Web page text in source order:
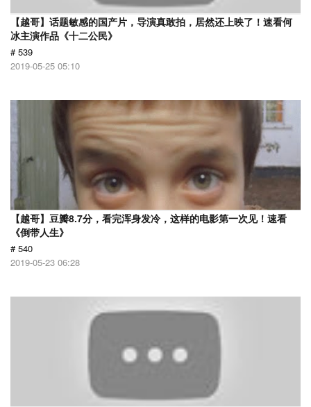
【越哥】话题敏感的国产片，导演真敢拍，居然还上映了！速看何
冰主演作品《十二公民》
# 539
2019-05-25 05:10
【越哥】豆瓣8.7分，看完浑身发冷，这样的电影第一次见！速看
《倒带人生》
# 540
2019-05-23 06:28